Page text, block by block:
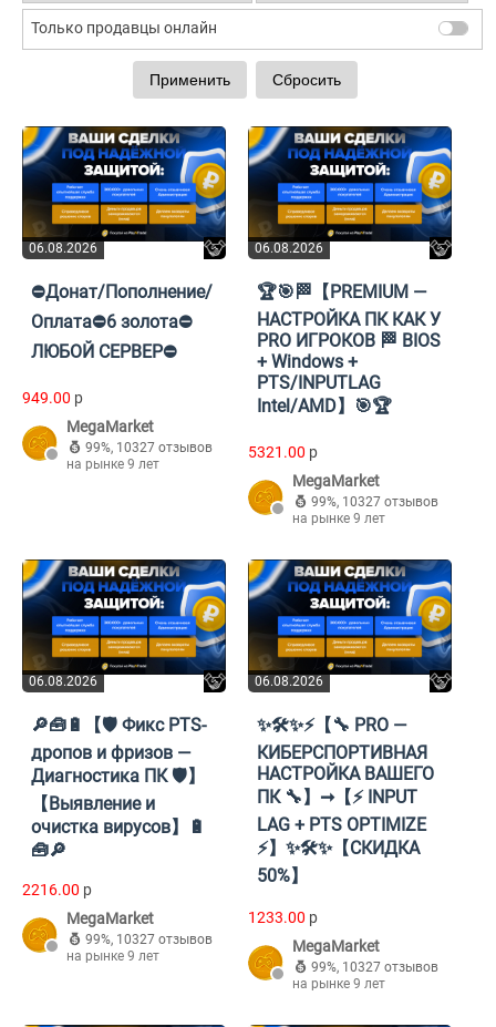
Только продавцы онлайн
06.08.2026
⛔Донат/Пополнение/
Оплата⛔6 золота⛔
ЛЮБОЙ СЕРВЕР⛔
949.00 p
MegaMarket
99%, 10327 отзывов
на рынке 9 лет
06.08.2026
🏆🎯🏁【PREMIUM —
НАСТРОЙКА ПК КАК У
PRO ИГРОКОВ 🏁 BIOS
+ Windows +
PTS/INPUTLAG
Intel/AMD】🎯🏆
5321.00 p
MegaMarket
99%, 10327 отзывов
на рынке 9 лет
06.08.2026
🔎🧰🔋【🛡️ Фикс PTS-
дропов и фризов —
Диагностика ПК 🛡️】
【Выявление и
очистка вирусов】🔋
🧰🔎
2216.00 p
MegaMarket
99%, 10327 отзывов
на рынке 9 лет
06.08.2026
✨🛠️✨⚡【🔧 PRO —
КИБЕРСПОРТИВНАЯ
НАСТРОЙКА ВАШЕГО
ПК 🔧】➞【⚡ INPUT
LAG + PTS OPTIMIZE
⚡】✨🛠️✨【СКИДКА
50%】
1233.00 p
MegaMarket
99%, 10327 отзывов
на рынке 9 лет